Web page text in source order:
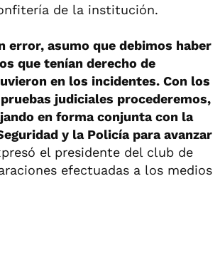
de la institución.
error, asumo que debimos haber
que tenían derecho de
en los incidentes. Con los
judiciales procederemos,
en forma conjunta con la
y la Policía para avanzar
el presidente del club de
efectuadas a los medios